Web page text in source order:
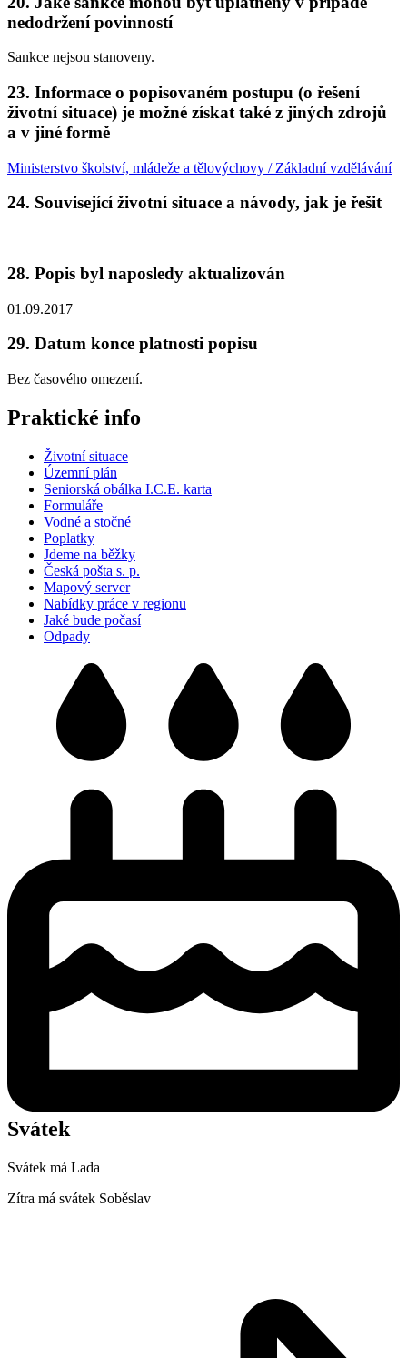
nedodržení povinností
Sankce nejsou stanoveny.
23. Informace o popisovaném postupu (o řešení
životní situace) je možné získat také z jiných zdrojů
a v jiné formě
Ministerstvo školství, mládeže a tělovýchovy / Základní vzdělávání
24. Související životní situace a návody, jak je řešit
28. Popis byl naposledy aktualizován
01.09.2017
29. Datum konce platnosti popisu
Bez časového omezení.
Praktické info
Životní situace
Územní plán
Seniorská obálka I.C.E. karta
Formuláře
Vodné a stočné
Poplatky
Jdeme na běžky
Česká pošta s. p.
Mapový server
Nabídky práce v regionu
Jaké bude počasí
Odpady
Svátek
Svátek má Lada
Zítra má svátek Soběslav